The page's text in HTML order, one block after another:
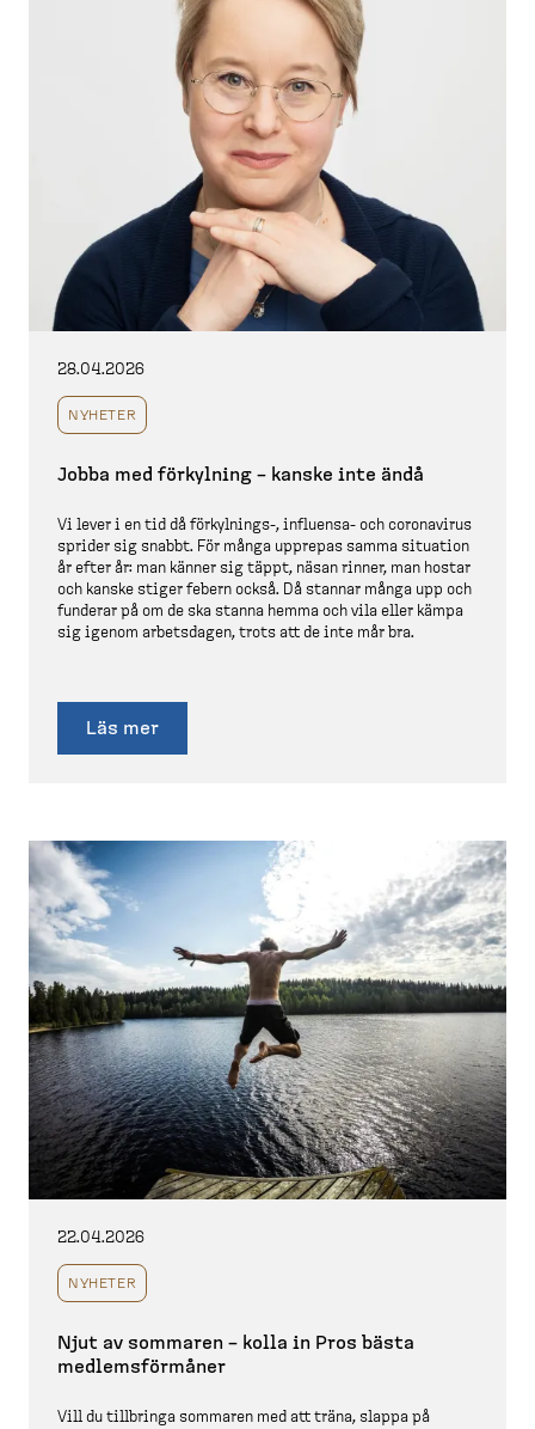
28.04.2026
NYHETER
Jobba med förkylning – kanske inte ändå
Vi lever i en tid då förkylnings-​, influensa-​ och coronavirus
sprider sig snabbt. För många upprepas samma situation
år efter år: man känner sig täppt, näsan rinner, man hostar
och kanske stiger febern också. Då stannar många upp och
funderar på om de ska stanna hemma och vila eller kämpa
sig igenom arbetsdagen, trots att de inte mår bra.
Läs mer
22.04.2026
NYHETER
Njut av sommaren – kolla in Pros bästa
medlems­förmåner
Vill du tillbringa sommaren med att träna, slappa på